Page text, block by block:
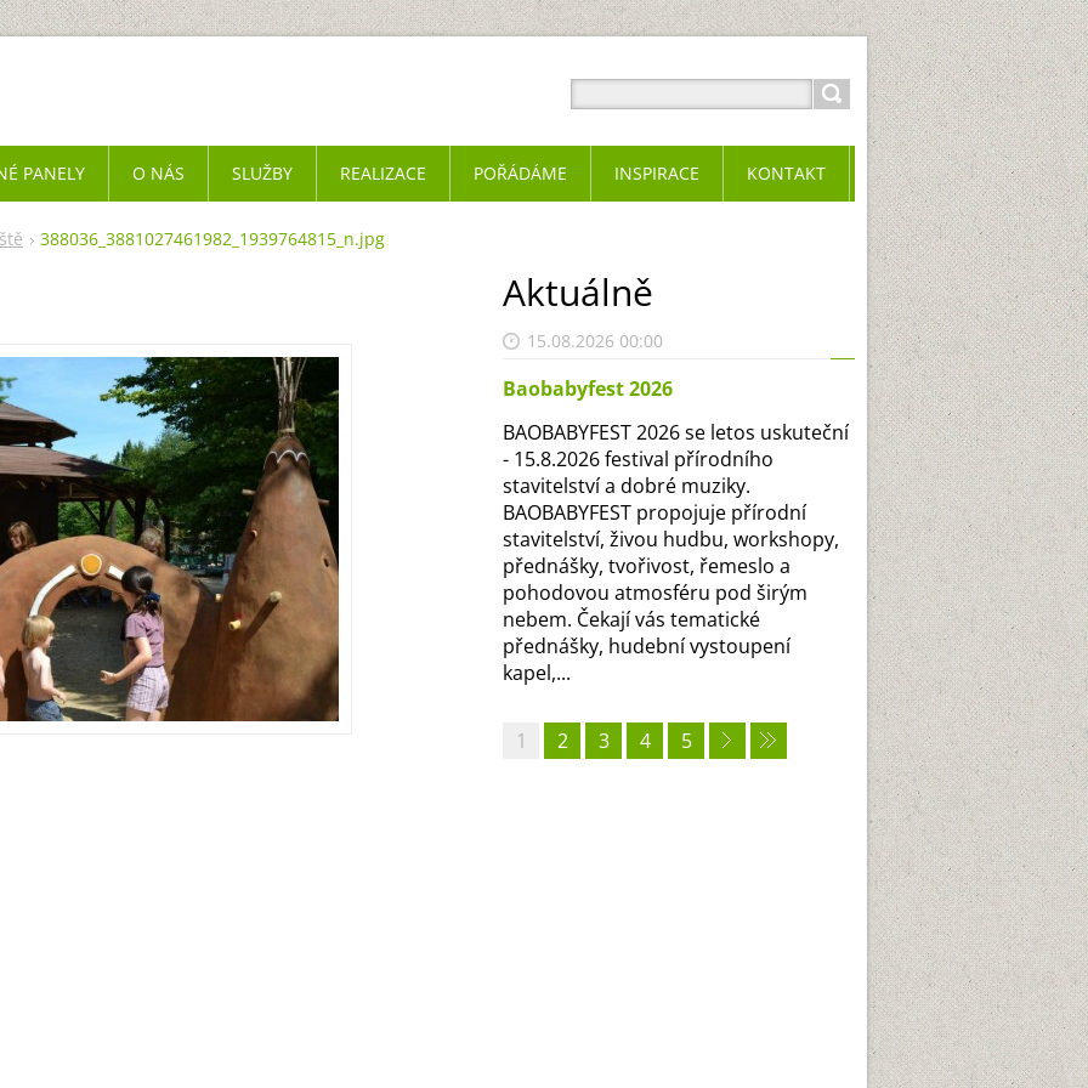
388036_3881027461982_1939764815_n.jpg
Aktuálně
15.08.2026 00:00
Baobabyfest 2026
BAOBABYFEST 2026 se letos uskuteční
- 15.8.2026 festival přírodního
stavitelství a dobré muziky.
BAOBABYFEST propojuje přírodní
stavitelství, živou hudbu, workshopy,
přednášky, tvořivost, řemeslo a
pohodovou atmosféru pod širým
nebem. Čekají vás tematické
přednášky, hudební vystoupení
kapel,...
1 2 3 4 5
PANELY O NÁS SLUŽBY REALIZACE POŘÁDÁME INSPIRACE KONTAKT